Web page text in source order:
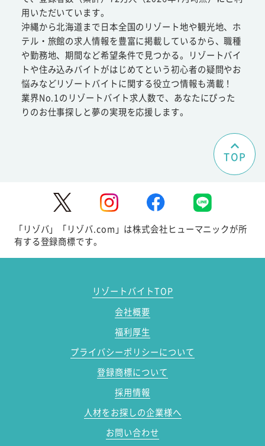
用いただいています。
沖縄から北海道まで日本全国のリゾート地や観光地、ホ
テル・旅館の求人情報を豊富に掲載しているから、職種
や勤務地、期間など希望条件で見つかる。リゾートバイ
トや住み込みバイトがはじめてという初心者の疑問やお
悩みなどリゾートバイトに関する役立つ情報も満載！
業界No.1のリゾートバイト求人数で、あなたにぴった
りのお仕事探しと夢の実現を応援します。
TOP
「リゾバ」「リゾバ.com」は株式会社ヒューマニックが所
有する登録商標です。
リゾートバイトTOP
会社概要
福利厚生
プライバシーポリシーについて
登録商標について
採用情報
人材をお探しの企業様へ
お問い合わせ